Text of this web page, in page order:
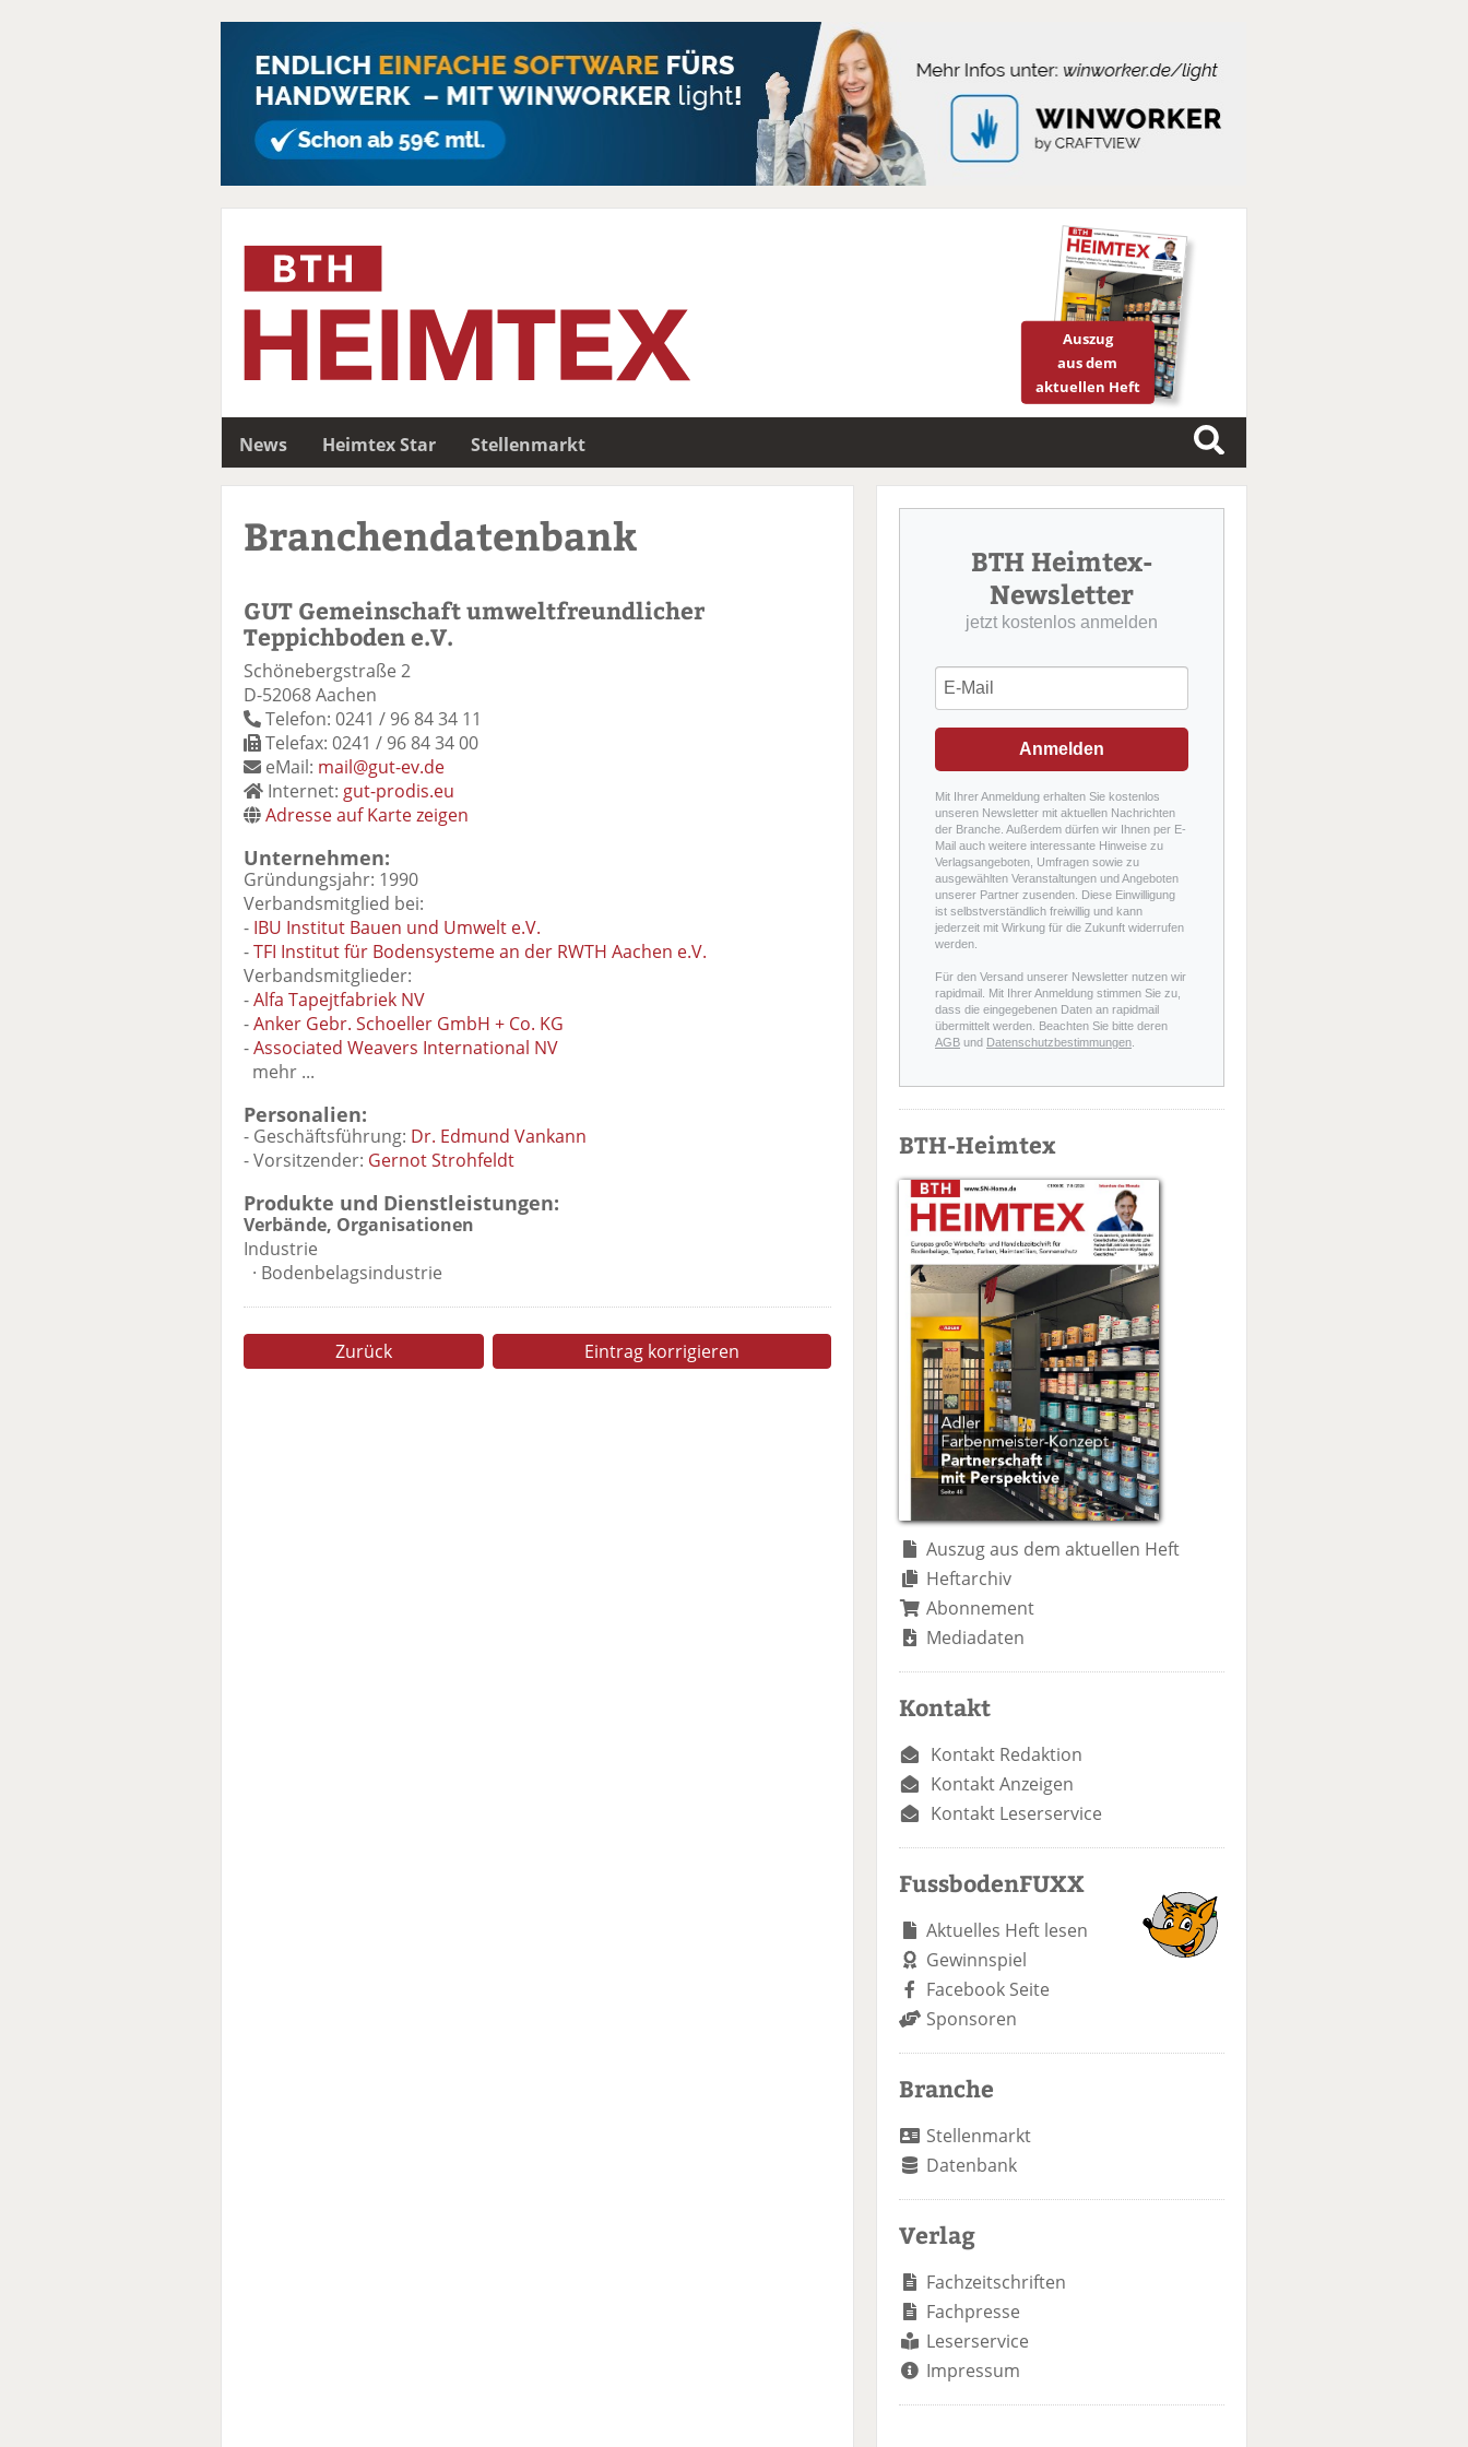
Auszug
aus dem
aktuellen Heft
News Heimtex Star
Stellenmarkt
S
u
c
Branchendatenbank
GUT Gemeinschaft umweltfreundlicher
Teppichboden e.V.
Schönebergstraße 2
D-52068 Aachen
Telefon: 0241 / 96 84 34 11
Telefax: 0241 / 96 84 34 00
eMail: mail@gut-ev.de
Internet: gut-prodis.eu
Adresse auf Karte zeigen
Unternehmen:
Gründungsjahr: 1990
Verbandsmitglied bei:
- IBU Institut Bauen und Umwelt e.V.
-TFI Institut für Bodensysteme an der RWTH Aachen e.V.
Verbandsmitglieder:
-Alfa Tapejtfabriek NV
-Anker Gebr. Schoeller GmbH + Co. KG
-Associated Weavers International NV
mehr ...
Personalien:
- Geschäftsführung: Dr. Edmund Vankann
- Vorsitzender: Gernot Strohfeldt
Produkte und Dienstleistungen:
Verbände, Organisationen
Industrie
· Bodenbelagsindustrie
Zurück Eintrag korrigieren
BTH Heimtex-
Newsletter
jetzt kostenlos anmelden
Anmelden
Mit Ihrer Anmeldung erhalten Sie kostenlos
unseren Newsletter mit aktuellen Nachrichten
der Branche. Außerdem dürfen wir Ihnen per E-
Mail auch weitere interessante Hinweise zu
Verlagsangeboten, Umfragen sowie zu
ausgewählten Veranstaltungen und Angeboten
unserer Partner zusenden. Diese Einwilligung
ist selbstverständlich freiwillig und kann
jederzeit mit Wirkung für die Zukunft widerrufen
werden.
Für den Versand unserer Newsletter nutzen wir
rapidmail. Mit Ihrer Anmeldung stimmen Sie zu,
dass die eingegebenen Daten an rapidmail
übermittelt werden. Beachten Sie bitte deren
AGB und Datenschutzbestimmungen
BTH-Heimtex
Auszug aus dem aktuellen Heft
Heftarchiv
Abonnement
Mediadaten
Kontakt
Kontakt Redaktion
Kontakt Anzeigen
Kontakt Leserservice
FussbodenFUXX
Aktuelles Heft lesen
Gewinnspiel
Facebook Seite
Sponsoren
Branche
Stellenmarkt
Datenbank
Verlag
Fachzeitschriften
Fachpresse
Leserservice
Impressum